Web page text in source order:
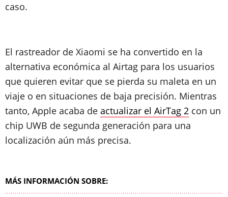
caso.
El rastreador de Xiaomi se ha convertido en la
alternativa económica al Airtag para los usuarios
que quieren evitar que se pierda su maleta en un
viaje o en situaciones de baja precisión. Mientras
tanto, Apple acaba de actualizar el AirTag 2 con un
chip UWB de segunda generación para una
localización aún más precisa.
MÁS INFORMACIÓN SOBRE: